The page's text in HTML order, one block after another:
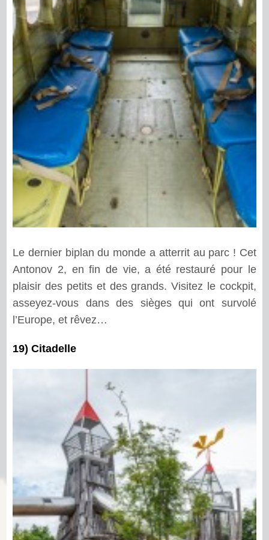
Le dernier biplan du monde a atterrit au parc ! Cet
Antonov 2, en fin de vie, a été restauré pour le
plaisir des petits et des grands. Visitez le cockpit,
asseyez-vous dans des sièges qui ont survolé
l’Europe, et rêvez…
19) Citadelle